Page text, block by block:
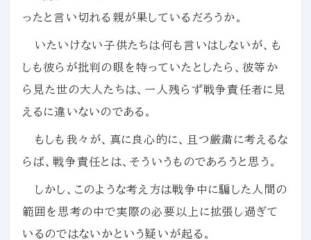
ったと言い切れる親が果しているだろうか。
いたいけない子供たちは何も言いはしないが、も
しも彼らが批判の眼を特っていたとしたら、彼等か
ら見た世の大人たちは、一人残らず戦争責任者に見
えるに違いないのである。
もしも我々が、真に良心的に、且つ厳粛に考えるな
らば、戦争責任とは、そういうものであろうと思う。
しかし、このような考え方は戦争中に騙した人間の
範囲を思考の中で実際の必要以上に拡張し過ぎて
いるのではないかという疑いが起る。